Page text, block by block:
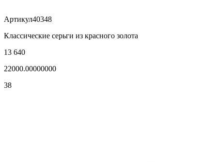
Артикул40348
Классические серьги из красного золота
13 640
22000.00000000
38